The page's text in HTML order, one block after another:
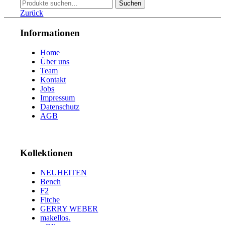
5310
54
55
5
57
594
602
612
631
Suche
nach:
Suchen
Zurück
Informationen
Home
Über uns
Team
Kontakt
Jobs
Impressum
Datenschutz
AGB
Kollektionen
NEUHEITEN
Bench
F2
Fitche
GERRY WEBER
makellos.